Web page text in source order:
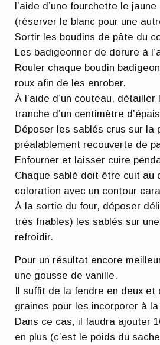
l’aide d’une fourchette le
(réserver le blanc pour une
Sortir les boudins de pâte du
Les badigeonner de dorure à
Rouler chaque boudin
roux afin de les enrober.
À l’aide d’un couteau, détailler
tranche d’un centimètre
Déposer les sablés crus sur la
préalablement recouverte de
Enfourner et laisser cuire
Chaque sablé doit être cuit au
coloration avec un contour
À la sortie du four, déposer
très friables) les sablés sur
refroidir.
Pour un résultat encore
une gousse de vanille.
Il suffit de la fendre en deux et
graines pour les incorporer à
Dans ce cas, il faudra ajouter
en plus (c’est le poids du